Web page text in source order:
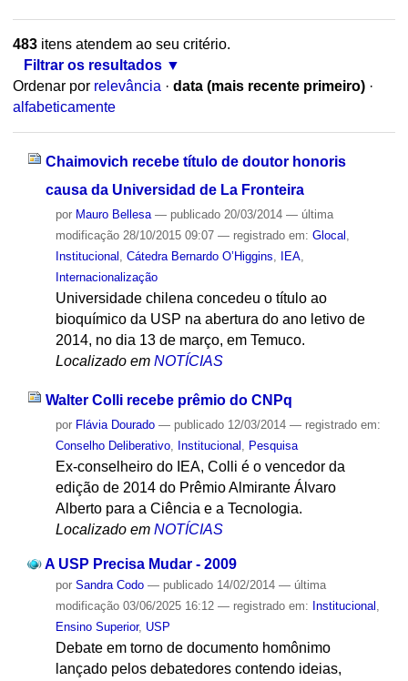
483itens atendem ao seu critério.
Filtrar os resultados
Ordenar por relevância · data (mais recente primeiro) ·
alfabeticamente
Chaimovich recebe título de doutor honoris
causa da Universidad de La Fronteira
por Mauro Bellesa — publicado20/03/2014 — última
modificação28/10/2015 09:07 — registrado em: Glocal
Institucional
Cátedra Bernardo O’Higgins IEA,
Internacionalização
Universidade chilena concedeu o título ao
bioquímico da USP na abertura do ano letivo de
2014, no dia 13 de março, em Temuco.
Localizado em NOTÍCIAS
Walter Colli recebe prêmio do CNPq
por Flávia Dourado — publicado12/03/2014 — registrado em:
Conselho Deliberativo, Institucional Pesquisa
Ex-conselheiro do IEA, Colli é o vencedor da
edição de 2014 do Prêmio Almirante Álvaro
Alberto para a Ciência e a Tecnologia.
Localizado em NOTÍCIAS
A USP Precisa Mudar - 2009
por Sandra Codo — publicado14/02/2014 — última
modificação03/06/2025 16:12 — registrado em: Institucional ,
Ensino Superior, USP
Debate em torno de documento homônimo
lançado pelos debatedores contendo ideias,